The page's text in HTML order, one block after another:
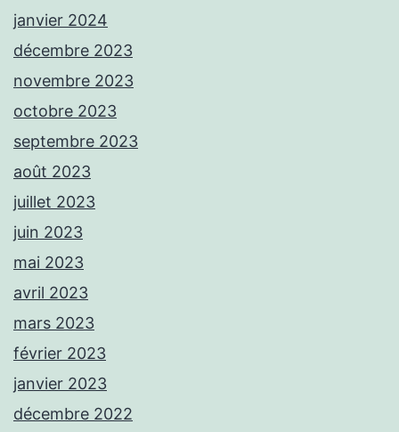
janvier 2024
décembre 2023
novembre 2023
octobre 2023
septembre 2023
août 2023
juillet 2023
juin 2023
mai 2023
avril 2023
mars 2023
février 2023
janvier 2023
décembre 2022